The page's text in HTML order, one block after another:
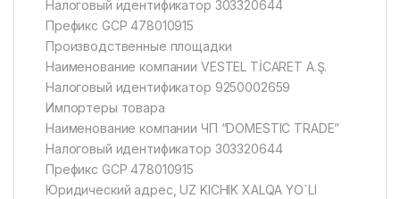
Налоговый идентификатор 303320644
Префикс GCP 478010915
Производственные площадки
Наименование компании VESTEL TİCARET A.Ş.
Налоговый идентификатор 9250002659
Импортеры товара
Наименование компании ЧП “DOMESTIC TRADE”
Налоговый идентификатор 303320644
Префикс GCP 478010915
Юридический адрес, UZ KICHIK XALQA YO`LI